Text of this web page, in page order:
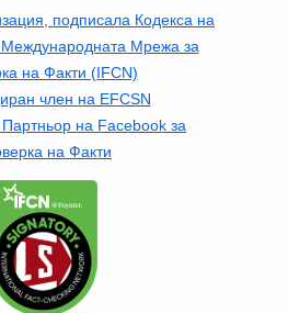
подписала Кодекса на
Мрежа за
на Факти (IFCN)
член на EFCSN
на Facebook за
на Факти